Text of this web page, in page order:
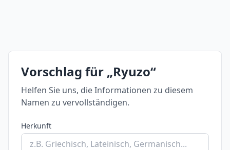
Vorschlag für „Ryuzo“
Helfen Sie uns, die Informationen zu diesem
Namen zu vervollständigen.
Herkunft